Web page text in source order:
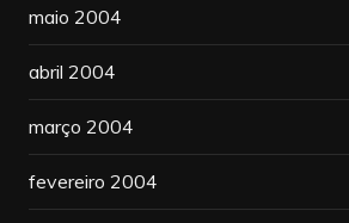
maio 2004
abril 2004
março 2004
fevereiro 2004